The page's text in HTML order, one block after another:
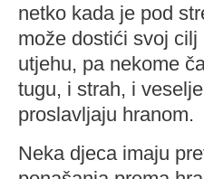
netko kada je pod
može dostići svoj
utjehu, pa nekome
tugu, i strah, i
proslavljaju hranom.
Neka djeca imaju